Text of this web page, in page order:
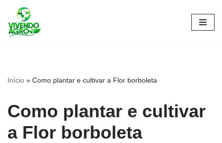
Pular
para
Início » Como plantar e cultivar a Flor borboleta
Como plantar e cultivar
a Flor borboleta